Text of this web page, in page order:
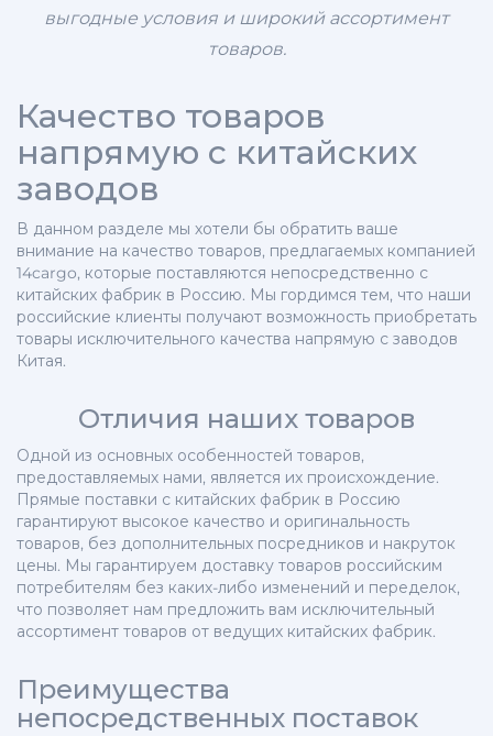
выгодные условия и широкий ассортимент
товаров.
Качество товаров
напрямую с китайских
заводов
В данном разделе мы хотели бы обратить ваше
внимание на качество товаров, предлагаемых компанией
14cargo, которые поставляются непосредственно с
китайских фабрик в Россию. Мы гордимся тем, что наши
российские клиенты получают возможность приобретать
товары исключительного качества напрямую с заводов
Китая.
Отличия наших товаров
Одной из основных особенностей товаров,
предоставляемых нами, является их происхождение.
Прямые поставки с китайских фабрик в Россию
гарантируют высокое качество и оригинальность
товаров, без дополнительных посредников и накруток
цены. Мы гарантируем доставку товаров российским
потребителям без каких-либо изменений и переделок,
что позволяет нам предложить вам исключительный
ассортимент товаров от ведущих китайских фабрик.
Преимущества
непосредственных поставок